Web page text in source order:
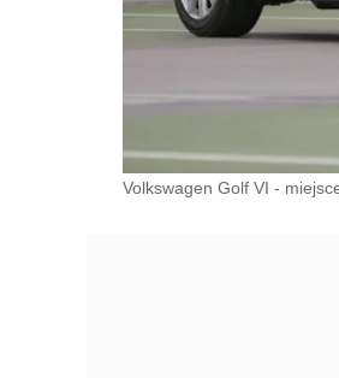
Volkswagen Golf VI -